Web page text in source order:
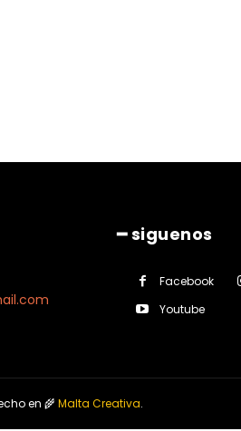
━ siguenos
Facebook
Youtube
en 🌾Malta Creativa.